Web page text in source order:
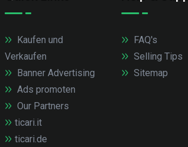
Kaufen und
Verkaufen
Banner Advertising
Ads promoten
Our Partners
ticari.it
ticari.de
FAQ's
Selling Tips
Sitemap